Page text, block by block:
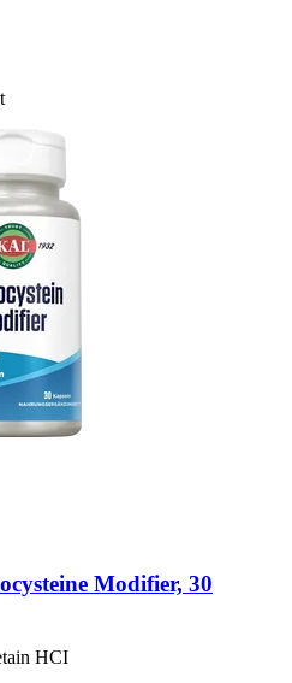
Modifier, 30
HCI